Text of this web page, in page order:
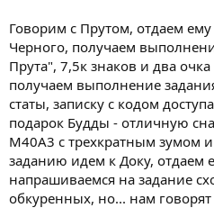
Говорим с Прутом, отдаем
Черного, получаем
Прута", 7,5к знаков и два
получаем выполнение
статы, записку с кодом
подарок Будды - отличную
М40А3 с трехкратным зумом
заданию идем к Доку, отдаем
напрашиваемся на задание
обкуренных, но... нам